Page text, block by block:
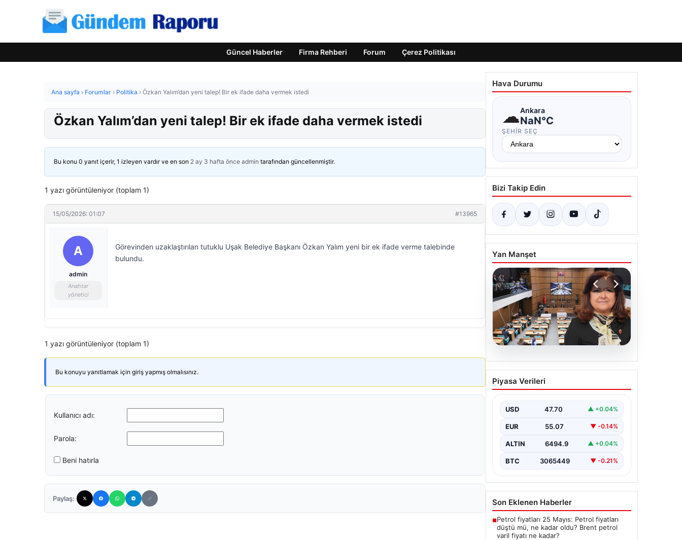
Güncel Haberler Firma Rehberi Forum Çerez Politikası
Ana sayfa › Forumlar › Politika › Özkan Yalım’dan yeni talep! Bir ek ifade daha vermek istedi
Özkan Yalım’dan yeni talep! Bir ek ifade daha vermek istedi
Bu konu 0 yanıt içerir, 1 izleyen vardır ve en son 2 ay 3 hafta önce admin tarafından güncellenmiştir.
1 yazı görüntüleniyor (toplam 1)
15/05/2026: 01:07 #13965
A
admin
Anahtar
yönetici
Görevinden uzaklaştırılan tutuklu Uşak Belediye Başkanı Özkan Yalım yeni bir ek ifade verme talebinde
bulundu.
1 yazı görüntüleniyor (toplam 1)
Bu konuyu yanıtlamak için giriş yapmış olmalısınız.
Kullanıcı adı:
Parola:
Beni hatırla
Paylaş:
Hava Durumu
☁Ankara
NaN°C
ŞEHIR SEÇ
Bizi Takip Edin
Yan Manşet
Üsküdar Belediyesi’nde
başkanvekili Sibel Tan
Piyasa Verileri
USD 47.70 ▲ +0.04%
EUR 55.07 ▼ -0.14%
ALTIN 6494.9 ▲ +0.04%
BTC 3065449 ▼ -0.21%
Son Eklenen Haberler
■Petrol fiyatları 25 Mayıs: Petrol fiyatları
düştü mü, ne kadar oldu? Brent petrol
varil fiyatı ne kadar?